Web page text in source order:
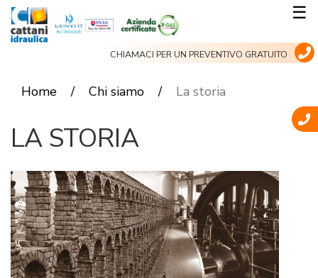
Salta
contenuto
☰
CHIAMACI PER UN PREVENTIVO GRATUITO
Home Chi siamo La storia
LA STORIA